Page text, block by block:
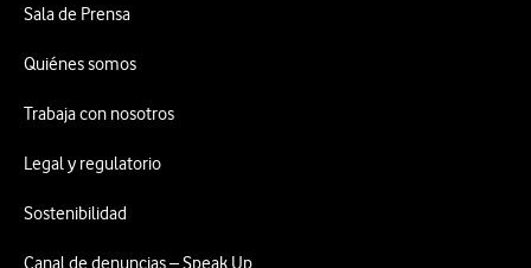
Sala de Prensa
Quiénes somos
Trabaja con nosotros
Legal y regulatorio
Sostenibilidad
Canal de denuncias – Speak Up